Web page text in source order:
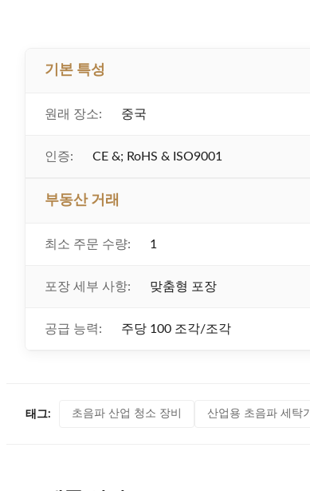
기본 특성
원래 장소: 중국
인증: CE &; RoHS & ISO9001
부동산 거래
최소 주문 수량: 1
포장 세부 사항: 맞춤형 포장
공급 능력: 주당 100 조각/조각
태그: 초음파 산업 청소 장비 산업용 초음파 세탁기